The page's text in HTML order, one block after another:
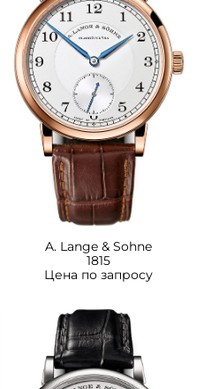
A. Lange & Sohne
1815
Цена по запросу